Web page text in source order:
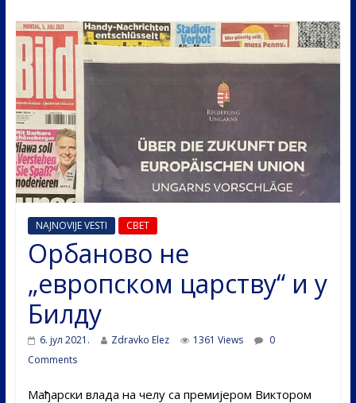
NAJNOVIJE VESTI СВЕТ
Орбаново не
„европском царству“ и у
Билду
6. јул 2021. Zdravko Elez 1361 Views
0
Comments
Мађарски влада на челу са премијером Виктором